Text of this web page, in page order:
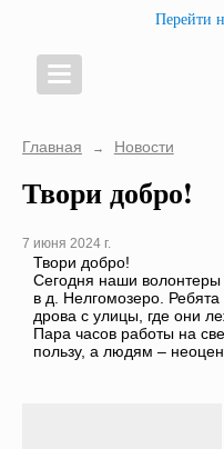
Перейти
Главная → Новости
Твори добро!
7 июня 2024 г.
Твори добро!
Сегодня наши
в д. Нелгомозеро.
дрова с улицы, где они
Пара часов работы на
пользу, а людям –